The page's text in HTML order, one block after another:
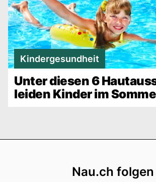
Kindergesundheit
Unter diesen 6
leiden Kinder im
Nau.ch folgen